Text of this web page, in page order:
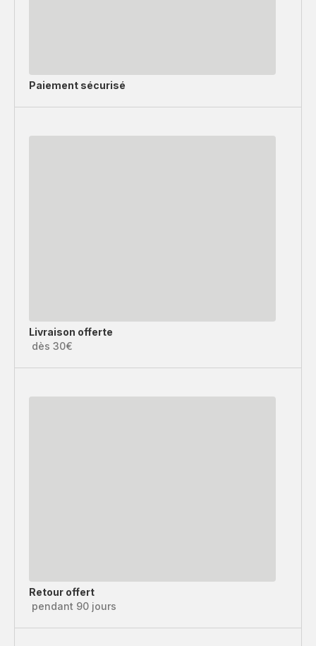
Paiement sécurisé
Livraison offerte
dès 30€
Retour offert
pendant 90 jours